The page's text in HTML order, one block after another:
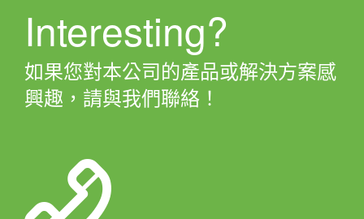
Interesting?
如果您對本公司的產品或解決方案感
興趣，請與我們聯絡！